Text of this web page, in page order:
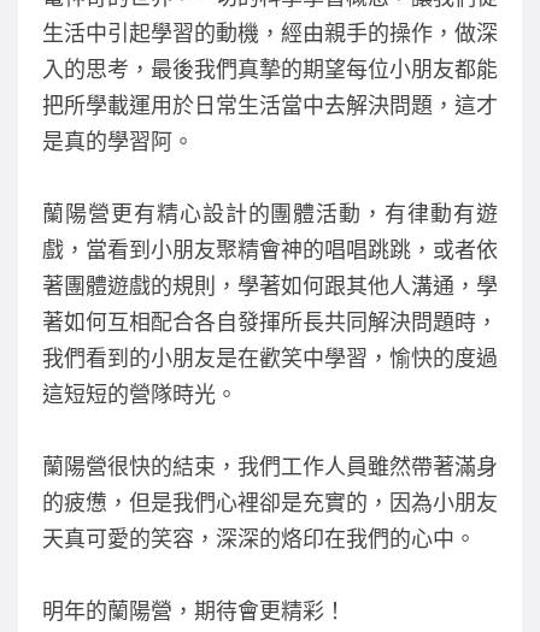
生活中引起學習的動機，經由親手的操作，做深
入的思考，最後我們真摯的期望每位小朋友都能
把所學載運用於日常生活當中去解決問題，這才
是真的學習阿。
蘭陽營更有精心設計的團體活動，有律動有遊
戲，當看到小朋友聚精會神的唱唱跳跳，或者依
著團體遊戲的規則，學著如何跟其他人溝通，學
著如何互相配合各自發揮所長共同解決問題時，
我們看到的小朋友是在歡笑中學習，愉快的度過
這短短的營隊時光。
蘭陽營很快的結束，我們工作人員雖然帶著滿身
的疲憊，但是我們心裡卻是充實的，因為小朋友
天真可愛的笑容，深深的烙印在我們的心中。
明年的蘭陽營，期待會更精彩！